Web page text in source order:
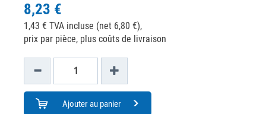
8,23 €
1,43 € TVA incluse (net 6,80 €),
prix par pièce, plus coûts de livraison
Ajouter au panier